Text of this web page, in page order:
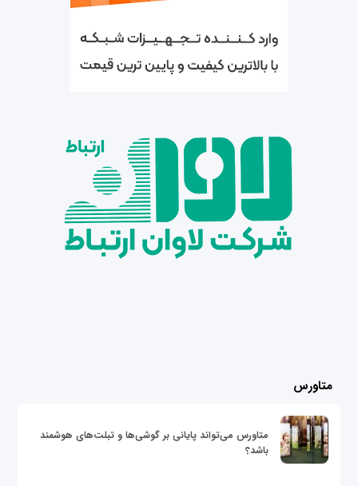
متاورس
متاورس می‌تواند پایانی بر گوشی‌ها و تبلت‌های هوشمند
باشد؟